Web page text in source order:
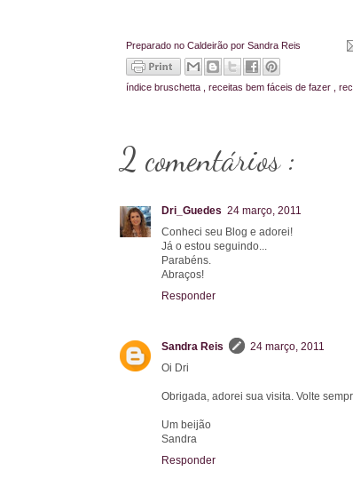
Preparado no Caldeirão por Sandra Reis
índice bruschetta receitas bem fáceis de fazer
2 comentários :
Dri_Guedes 24 março, 2011
Conheci seu Blog e adorei!
Já o estou seguindo...
Parabéns.
Abraços!
Responder
Sandra Reis
24 março, 2011
Oi Dri
Obrigada, adorei sua visita. Volte
Um beijão
Sandra
Responder